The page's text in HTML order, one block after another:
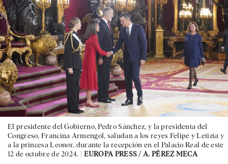
El presidente del Gobierno, Pedro Sánchez, y la presidenta del
Congreso, Francina Armengol, saludan a los reyes Felipe y Letizia y
a la princesa Leonor, durante la recepción en el Palacio Real de este
12 de octubre de 2024. | EUROPA PRESS / A. PÉREZ MECA